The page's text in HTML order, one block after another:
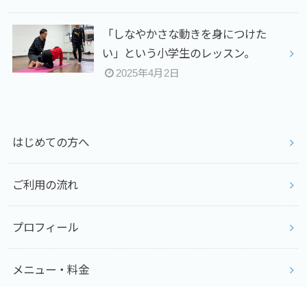
⁡「しなやかさな動きを身につけた
い」という小学生のレッスン。
2025年4月2日
はじめての方へ
ご利用の流れ
プロフィール
メニュー・料金